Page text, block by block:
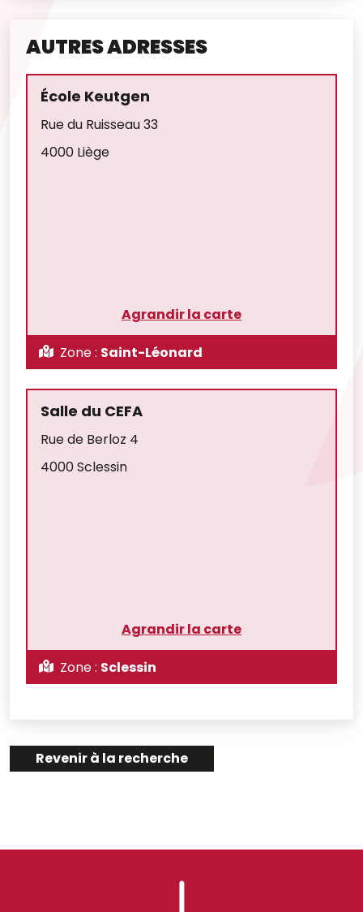
AUTRES ADRESSES
École Keutgen
Rue du Ruisseau 33
4000 Liège
Agrandir la carte
Zone : Saint-Léonard
Salle du CEFA
Rue de Berloz 4
4000 Sclessin
Agrandir la carte
Zone : Sclessin
Revenir à la recherche